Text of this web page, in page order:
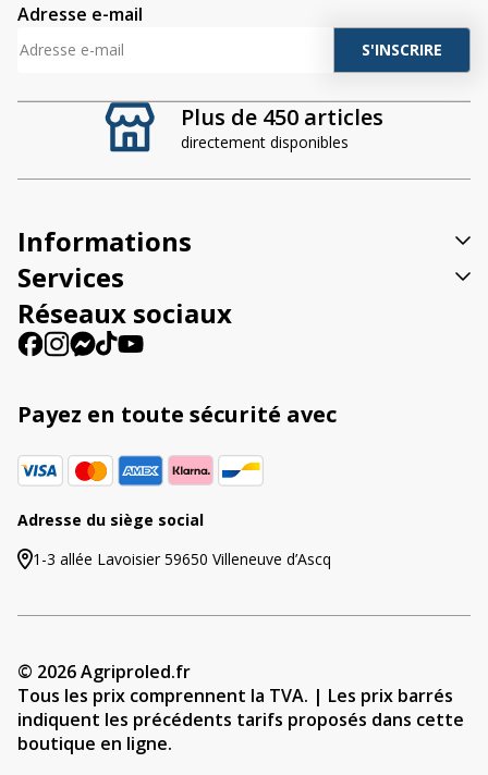
Plus de 450 articles
directement disponibles
Adresse e-mail
A
t
i
e
:
Informations
Services
Réseaux sociaux
Payez en toute sécurité avec
Adresse du siège social
1-3 allée Lavoisier 59650 Villeneuve d’Ascq
© 2026 Agriproled.fr
Tous les prix comprennent la TVA. | Les prix barrés
indiquent les précédents tarifs proposés dans cette
boutique en ligne.